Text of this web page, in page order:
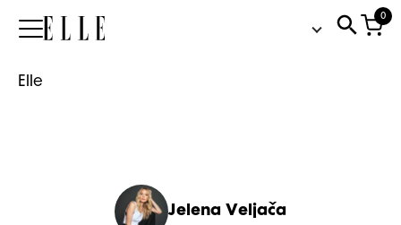
Elle
0
Elle
Jelena Veljača